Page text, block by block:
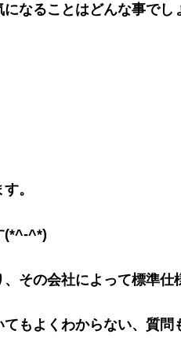
なることはどんな事でし
。
(*^-^*)
その会社によって標準仕
もよくわからない、質問